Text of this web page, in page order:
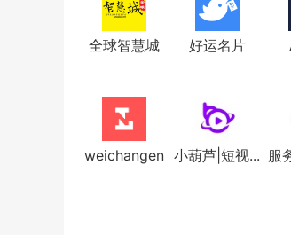
全球智慧城 好运名片
weichangen 小葫芦|短视... 服